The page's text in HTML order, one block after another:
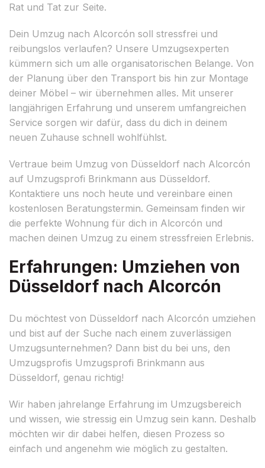
Rat und Tat zur Seite.
Dein Umzug nach Alcorcón soll stressfrei und
reibungslos verlaufen? Unsere Umzugsexperten
kümmern sich um alle organisatorischen Belange. Von
der Planung über den Transport bis hin zur Montage
deiner Möbel – wir übernehmen alles. Mit unserer
langjährigen Erfahrung und unserem umfangreichen
Service sorgen wir dafür, dass du dich in deinem
neuen Zuhause schnell wohlfühlst.
Vertraue beim Umzug von Düsseldorf nach Alcorcón
auf Umzugsprofi Brinkmann aus Düsseldorf.
Kontaktiere uns noch heute und vereinbare einen
kostenlosen Beratungstermin. Gemeinsam finden wir
die perfekte Wohnung für dich in Alcorcón und
machen deinen Umzug zu einem stressfreien Erlebnis.
Erfahrungen: Umziehen von
Düsseldorf nach Alcorcón
Du möchtest von Düsseldorf nach Alcorcón umziehen
und bist auf der Suche nach einem zuverlässigen
Umzugsunternehmen? Dann bist du bei uns, den
Umzugsprofis Umzugsprofi Brinkmann aus
Düsseldorf, genau richtig!
Wir haben jahrelange Erfahrung im Umzugsbereich
und wissen, wie stressig ein Umzug sein kann. Deshalb
möchten wir dir dabei helfen, diesen Prozess so
einfach und angenehm wie möglich zu gestalten.